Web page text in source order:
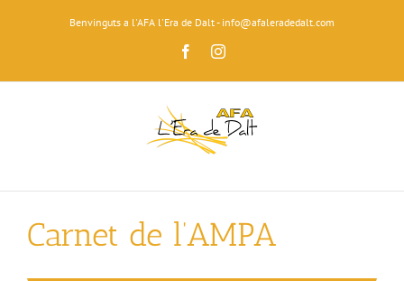
Benvinguts a l'AFA l'Era de Dalt - info@afaleradedalt.com
FacebookInstagram
Carnet de l’AMPA